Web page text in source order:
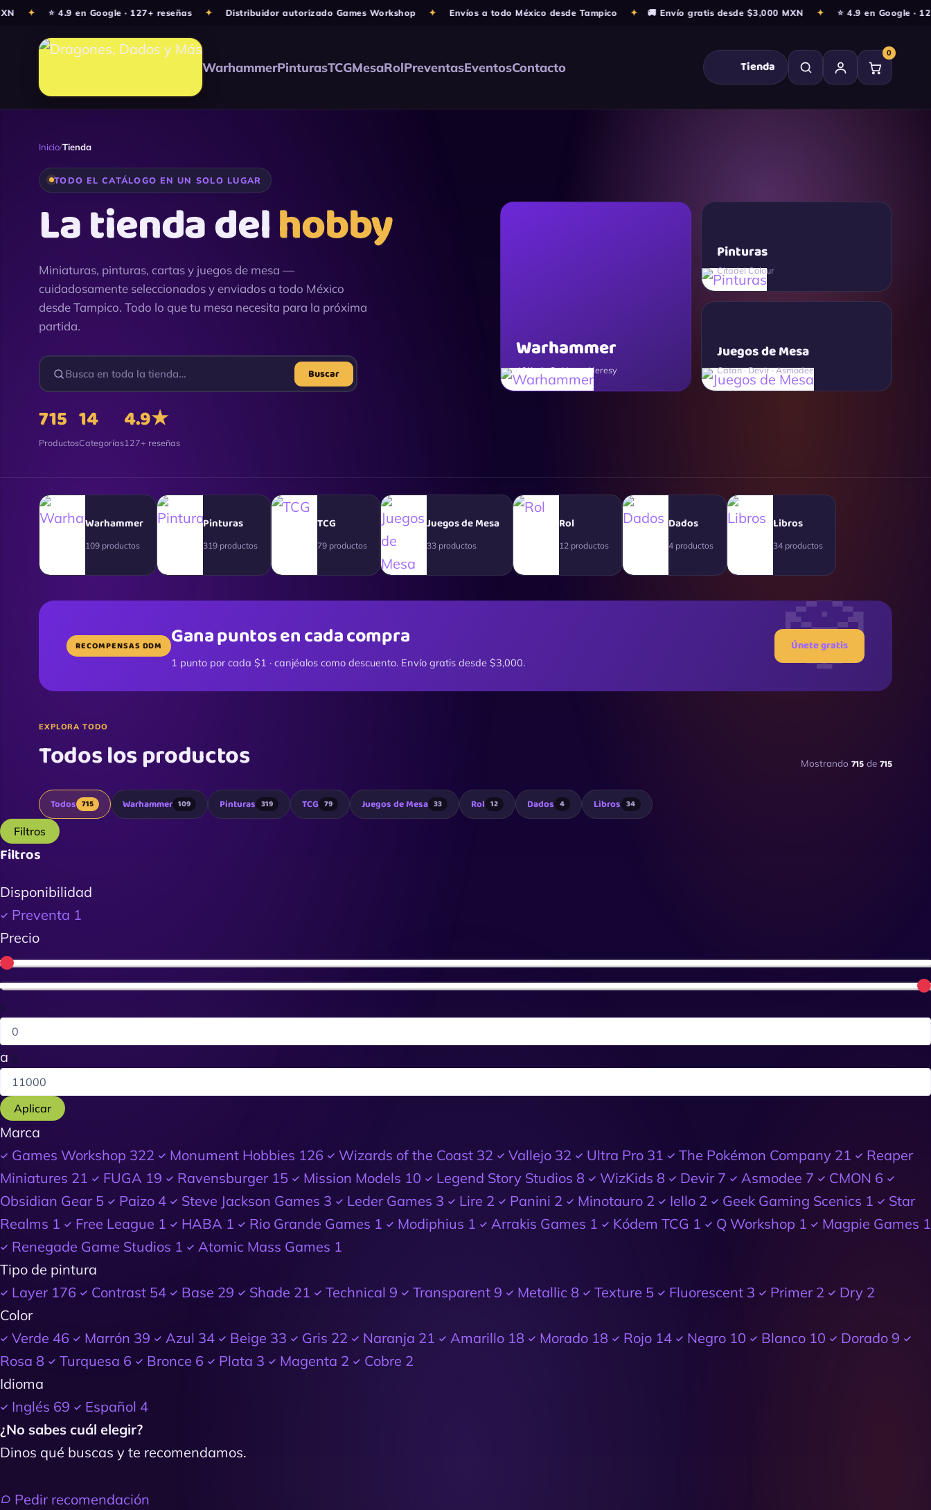
⭐ 4.9 en Google · 127+ reseñas ✦ Distribuidor autorizado Games Workshop ✦ Envíos a todo México desde Tampico ✦ 🚚 Envío gratis desde $3,000 MXN ✦ ⭐ 4.9 en Google · 127+
WarhammerPinturasTCGMesaRolPreventasEventosContacto Tienda
0
Ir
contenido
Inicio/Tienda
TODO EL CATÁLOGO EN UN SOLO LUGAR
La tienda delhobby
Miniaturas, pinturas, cartas y juegos de mesa —
cuidadosamente seleccionados y enviados a todo México
desde Tampico. Todo lo que tu mesa necesita para la próxima
partida.
Buscar
715
Productos
14
Categorías
4.9★
127+ reseñas
Warhammer
40K · AoS · Horus Heresy
Pinturas
Citadel Colour
Juegos de Mesa
Catan · Devir · Asmodee
Warhammer
109 productos
Pinturas
319 productos
TCG
79 productos
Juegos de Mesa
33 productos
Rol
12 productos
Dados
4 productos
Libros
34 productos
RECOMPENSAS DDM Gana puntos en cada compra
1 punto por cada $1 · canjéalos como descuento. Envío gratis desde $3,000.
Únete gratis
EXPLORA TODO
Todos los productos Mostrando 715 de 715
Todos 715 Warhammer 109 Pinturas 319 TCG 79 Juegos de Mesa 33 Rol 12 Dados 4 Libros 34
Filtros
Filtros
Disponibilidad
Preventa 1
Precio
$
a $
Aplicar
Marca
Games Workshop 322 Monument Hobbies 126 Wizards of the Coast 32 Vallejo 32 Ultra Pro 31 The Pokémon Company 21
Reaper
Miniatures 21 FUGA 19 Ravensburger 15 Mission Models 10 Legend Story Studios 8 WizKids 8 Devir 7 Asmodee 7 CMON 6
Obsidian Gear 5 Paizo 4 Steve Jackson Games 3 Leder Games 3 Lire 2 Panini 2 Minotauro 2 Iello 2 Geek Gaming Scenics 1
Star
Realms 1 Free League 1 HABA 1 Rio Grande Games 1 Modiphius 1 Arrakis Games 1 Kódem TCG 1 Q Workshop 1 Magpie Games 1
Renegade Game Studios 1 Atomic Mass Games 1
Tipo de pintura
Layer 176 Contrast 54 Base 29 Shade 21 Technical 9 Transparent 9 Metallic 8 Texture 5 Fluorescent 3 Primer 2 Dry 2
Color
Verde 46 Marrón 39 Azul 34 Beige 33 Gris 22 Naranja 21 Amarillo 18 Morado 18 Rojo 14 Negro 10 Blanco 10 Dorado 9
Rosa 8 Turquesa 6 Bronce 6 Plata 3 Magenta 2 Cobre 2
Idioma
Inglés 69 Español 4
¿No sabes cuál elegir?
Dinos qué buscas y te recomendamos.
Pedir recomendación